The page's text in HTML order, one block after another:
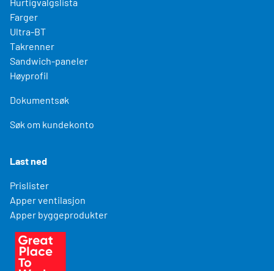
Farger
Ultra-BT
Takrenner
Sandwich-paneler
Høyprofil
Dokumentsøk
Søk om kundekonto
Last ned
Prislister
Apper ventilasjon
Apper byggeprodukter